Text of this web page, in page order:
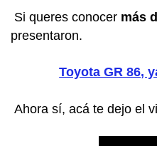
Si queres conocer más
presentaron.
Toyota GR 86,
Ahora sí, acá te dejo el